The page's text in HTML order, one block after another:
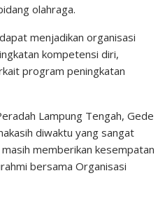
olahraga.
menjadikan organisasi
kompetensi diri,
program peningkatan
Lampung Tengah, Gede
diwaktu yang sangat
memberikan kesempatan
bersama Organisasi